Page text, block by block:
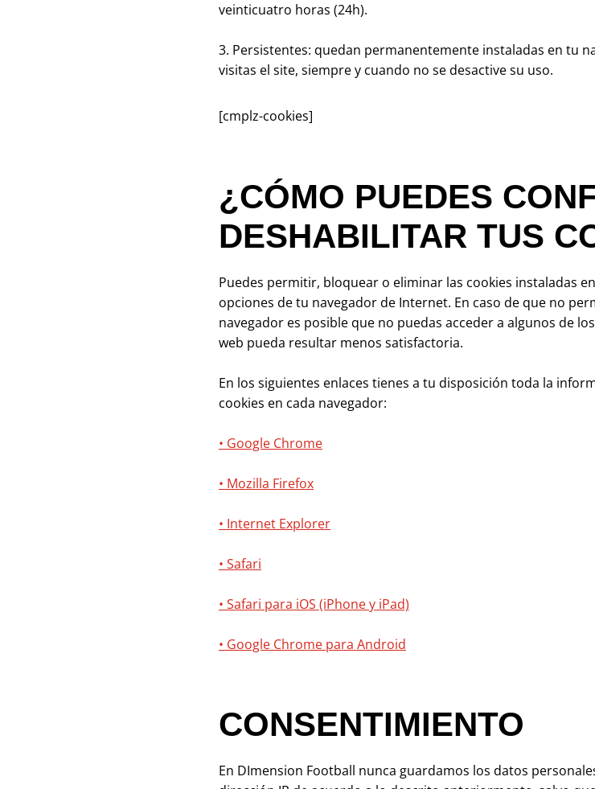
veinticuatro horas (24h).
3. Persistentes: quedan permanentemente instaladas en tu
visitas el site, siempre y cuando no se desactive su uso.
[cmplz-cookies]
¿CÓMO PUEDES
DESHABILITAR TUS
Puedes permitir, bloquear o eliminar las cookies instaladas
opciones de tu navegador de Internet. En caso de que no
navegador es posible que no puedas acceder a algunos de
web pueda resultar menos satisfactoria.
En los siguientes enlaces tienes a tu disposición toda la
cookies en cada navegador:
• Google Chrome
• Mozilla Firefox
• Internet Explorer
• Safari
• Safari para iOS (iPhone y iPad)
• Google Chrome para Android
CONSENTIMIENTO
En DImension Football nunca guardamos los datos